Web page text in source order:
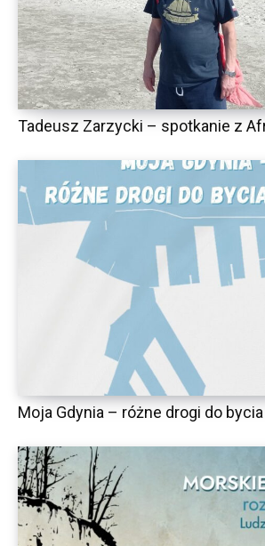
Tadeusz Zarzycki – spotkanie z
Moja Gdynia – różne drogi do